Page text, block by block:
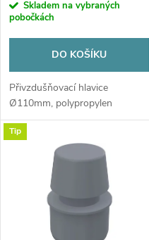
o
d
u
k
t
o
d
u
k
Skladem na vybraných
pobočkách
DO KOŠÍKU
Přivzdušňovací hlavice
Ø110mm, polypropylen
Tip